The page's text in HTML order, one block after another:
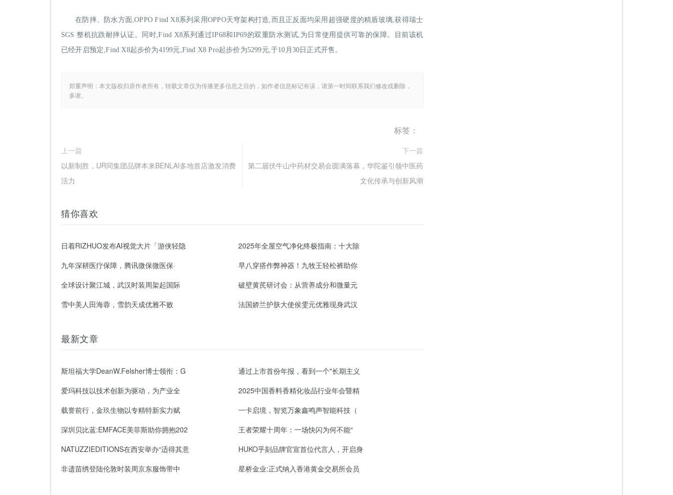
在防摔、防水方面,OPPO Find X8系列采用OPPO天穹架构打造,而且正反面均采用超强硬度的精盾玻璃,获得瑞士
SGS 整机抗跌耐摔认证。同时,Find X8系列通过IP68和IP69的双重防水测试,为日常使用提供可靠的保障。目前该机
已经开启预定,Find X8起步价为4199元,Find X8 Pro起步价为5299元,于10月30日正式开售。
郑重声明：本文版权归原作者所有，转载文章仅为传播更多信息之目的，如作者信息标记有误，请第一时间联系我们修改或删除，
多谢。
标签：
上一篇
以新制胜，UR同集团品牌本来BENLAI多地首店激发消费
活力
下一篇
第二届伏牛山中药材交易会圆满落幕，华陀鉴引领中医药
文化传承与创新风潮
猜你喜欢
日着RIZHUO发布AI视觉大片「游侠轻隐
2025年全屋空气净化终极指南：十大除
九年深耕医疗保障，腾讯微保微医保·
早八穿搭作弊神器！九牧王轻松裤助你
全球设计聚江城，武汉时装周架起国际
破壁黄芪研讨会：从营养成分和微量元
雪中美人田海蓉，雪韵天成优雅不败
法国娇兰护肤大使侯雯元优雅现身武汉
最新文章
斯坦福大学DeanW.Felsher博士领衔：G
通过上市首份年报，看到一个"长期主义
爱玛科技以技术创新为驱动，为产业全
2025中国香料香精化妆品行业年会暨精
载誉前行，金玖生物以专精特新实力赋
一卡启境，智览万象鑫鸣声智能科技（
深圳贝比蓝:EMFACE美菲斯助你拥抱202
王者荣耀十周年：一场快闪为何不能“
NATUZZIEDITIONS在西安举办“适得其意
HUKO乎刻品牌官宣首位代言人，开启身
非遗苗绣登陆伦敦时装周京东服饰带中
星桥金业:正式纳入香港黄金交易所会员